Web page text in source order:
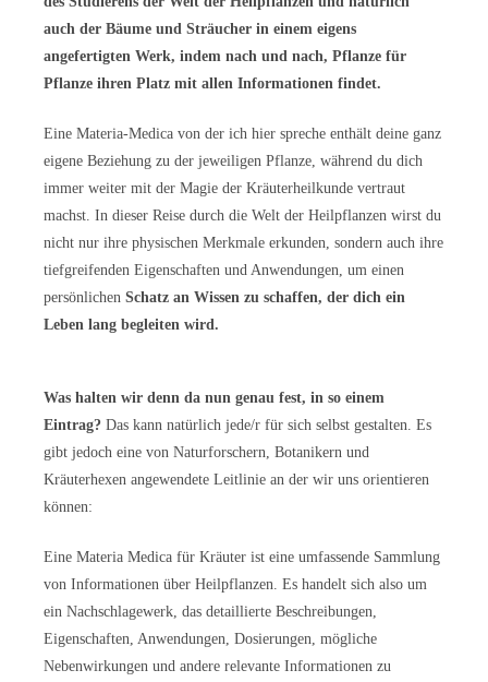
auch der Bäume und Sträucher in einem eigens
angefertigten Werk, indem nach und nach, Pflanze für
Pflanze ihren Platz mit allen Informationen findet.
Eine Materia-Medica von der ich hier spreche enthält deine ganz
eigene Beziehung zu der jeweiligen Pflanze, während du dich
immer weiter mit der Magie der Kräuterheilkunde vertraut
machst. In dieser Reise durch die Welt der Heilpflanzen wirst du
nicht nur ihre physischen Merkmale erkunden, sondern auch ihre
tiefgreifenden Eigenschaften und Anwendungen, um einen
persönlichen Schatz an Wissen zu schaffen, der dich ein
Leben lang begleiten wird.
Was halten wir denn da nun genau fest, in so einem
Eintrag? Das kann natürlich jede/r für sich selbst gestalten. Es
gibt jedoch eine von Naturforschern, Botanikern und
Kräuterhexen angewendete Leitlinie an der wir uns orientieren
können:
Eine Materia Medica für Kräuter ist eine umfassende Sammlung
von Informationen über Heilpflanzen. Es handelt sich also um
ein Nachschlagewerk, das detaillierte Beschreibungen,
Eigenschaften, Anwendungen, Dosierungen, mögliche
Nebenwirkungen und andere relevante Informationen zu